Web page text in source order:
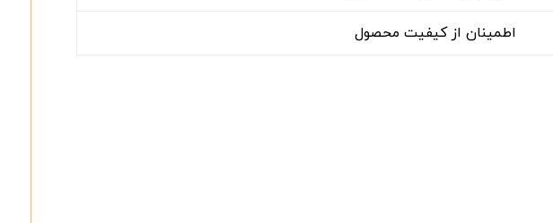
اطمینان از کیفیت محصول